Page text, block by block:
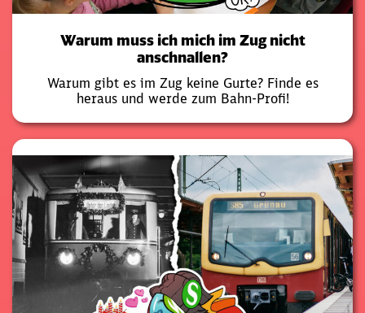
Warum muss ich mich im Zug nicht
anschnallen?
Warum gibt es im Zug keine Gurte? Finde es
heraus und werde zum Bahn-Profi!